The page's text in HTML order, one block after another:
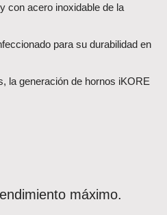
con acero inoxidable de la
para su durabilidad en
la generación de hornos iKORE
máximo.